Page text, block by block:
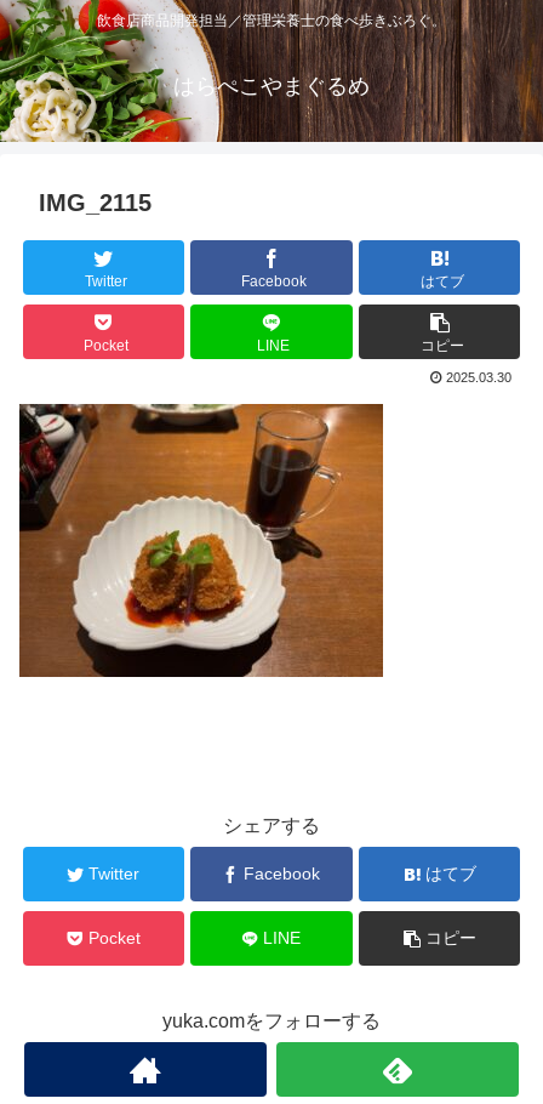
飲食店商品開発担当／管理栄養士の食べ歩きぶろぐ。
はらぺこやまぐるめ
IMG_2115
Twitter Facebook はてブ
Pocket LINE コピー
2025.03.30
シェアする
Twitter Facebook はてブ
Pocket LINE コピー
yuka.comをフォローする